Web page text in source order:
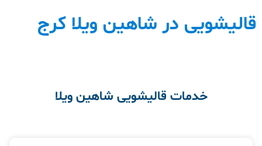
قالیشویی در شاهین ویلا کرج
خدمات قالیشویی شاهین ویلا